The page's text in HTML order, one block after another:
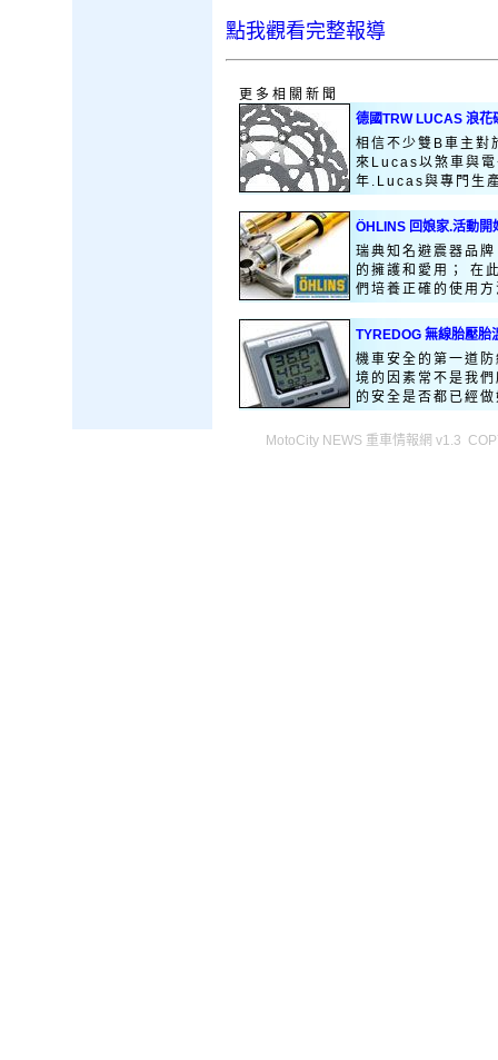
點我觀看完整報導
更多相關新聞
德國TRW LUCAS 浪花
相信不少雙B車主
來Lucas以煞車與
年.Lucas與專門生
ÖHLINS 回娘家.活動開
瑞典知名避震器品
的擁護和愛用； 在
們培養正確的使用
TYREDOG 無線胎壓胎
機車安全的第一道
境的因素常不是我
的安全是否都已經
MotoCity NEWS 重車情報網 v1.3